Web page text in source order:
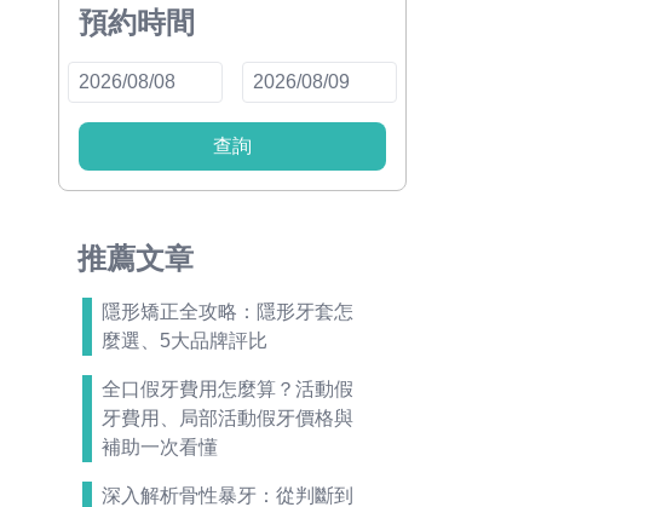
預約時間
查詢
推薦文章
隱形矯正全攻略：隱形牙套怎
麼選、5大品牌評比
全口假牙費用怎麼算？活動假
牙費用、局部活動假牙價格與
補助一次看懂
深入解析骨性暴牙：從判斷到